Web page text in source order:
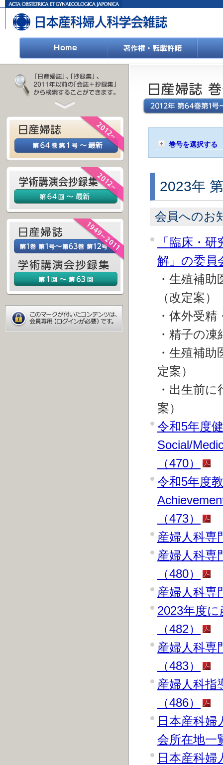
巻号を選択する
2023年
会員へのお
「臨床・
解」の委員
・生殖補
（改定案）
・体外受
・精子の
・生殖補
定案）
・出生前
案）
令和5年度
Social/
（470）
令和5年度
（473）
産婦人科専
産婦人科専
（480）
産婦人科専
2023年度
（482）
産婦人科専
（483）
産婦人科指
（486）
日本産科婦
会所在地一
日本産科婦